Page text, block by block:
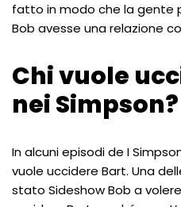
fatto in modo che la gente
Bob avesse una relazione
Chi vuole
nei Simpson?
In alcuni episodi de I
vuole uccidere Bart. Una
stato Sideshow Bob a